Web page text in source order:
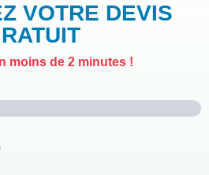
VOTRE DEVIS
moins de 2 minutes !